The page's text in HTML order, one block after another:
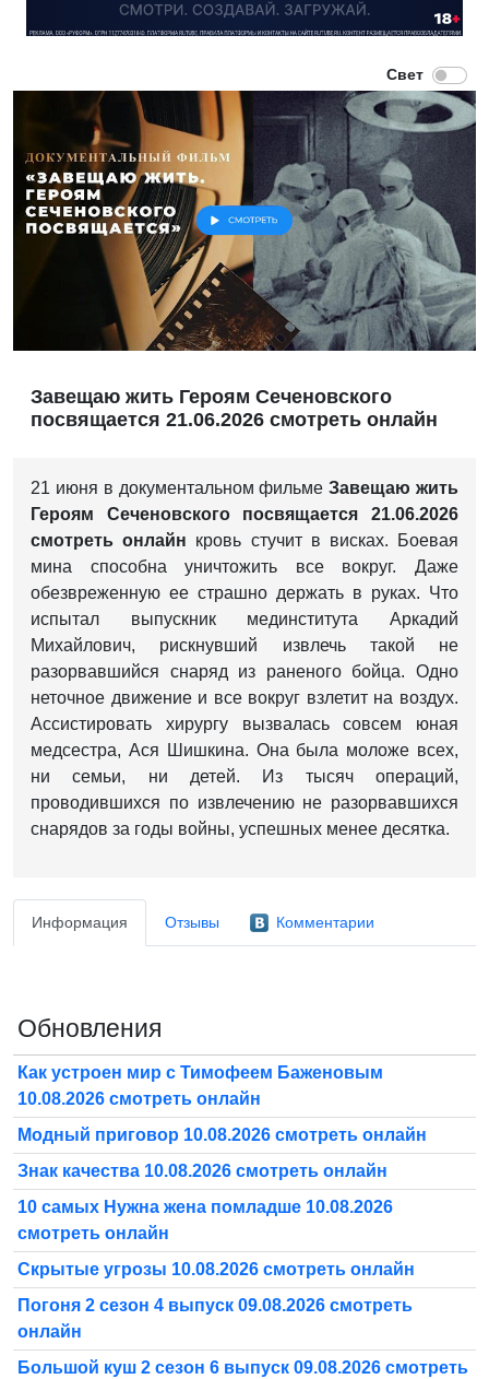
Завещаю жить Героям Сеченовского
посвящается 21.06.2026 смотреть онлайн
21 июня в документальном фильмеЗавещаю жить
Героям Сеченовского посвящается 21.06.2026
смотреть онлайн кровь стучит в висках. Боевая
мина способна уничтожить все вокруг. Даже
обезвреженную ее страшно держать в руках. Что
испытал выпускник мединститута Аркадий
Михайлович, рискнувший извлечь такой не
разорвавшийся снаряд из раненого бойца. Одно
неточное движение и все вокруг взлетит на воздух.
Ассистировать хирургу вызвалась совсем юная
медсестра, Ася Шишкина. Она была моложе всех,
ни семьи, ни детей. Из тысяч операций,
проводившихся по извлечению не разорвавшихся
снарядов за годы войны, успешных менее десятка.
Информация Отзывы Комментарии
Обновления
Как устроен мир с Тимофеем Баженовым
10.08.2026 смотреть онлайн
Модный приговор 10.08.2026 смотреть онлайн
Знак качества 10.08.2026 смотреть онлайн
10 самых Нужна жена помладше 10.08.2026
смотреть онлайн
Скрытые угрозы 10.08.2026 смотреть онлайн
Погоня 2 сезон 4 выпуск 09.08.2026 смотреть
онлайн
Большой куш 2 сезон 6 выпуск 09.08.2026 смотреть